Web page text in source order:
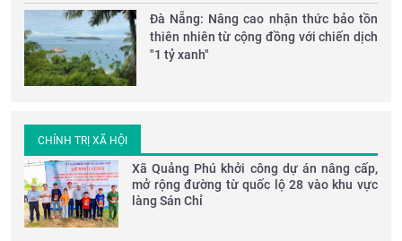
Đà Nẵng: Nâng cao nhận thức bảo tồn
thiên nhiên từ cộng đồng với chiến dịch
"1 tỷ xanh"
CHÍNH TRỊ XÃ HỘI
Xã Quảng Phú khởi công dự án nâng cấp,
mở rộng đường từ quốc lộ 28 vào khu vực
làng Sán Chỉ